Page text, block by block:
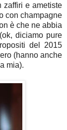
zaffiri e ametiste
con champagne
è che ne abbia
diciamo pure
del 2015
(hanno anche
mia).